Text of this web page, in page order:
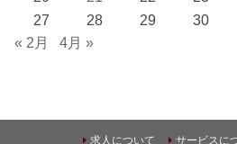
27
28 29 30
« 2月
4月 »
求人について サービスに